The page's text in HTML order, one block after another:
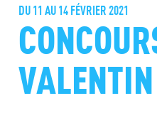
DU 11 AU 14 FÉVRIER 2021
VALENTIN